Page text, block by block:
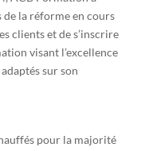
de la réforme en cours
clients et de s’inscrire
visant l’excellence
sur son
pour la majorité